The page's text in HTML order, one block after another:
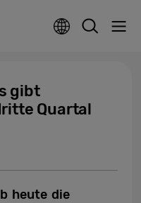
gibt
Quartal
heute die